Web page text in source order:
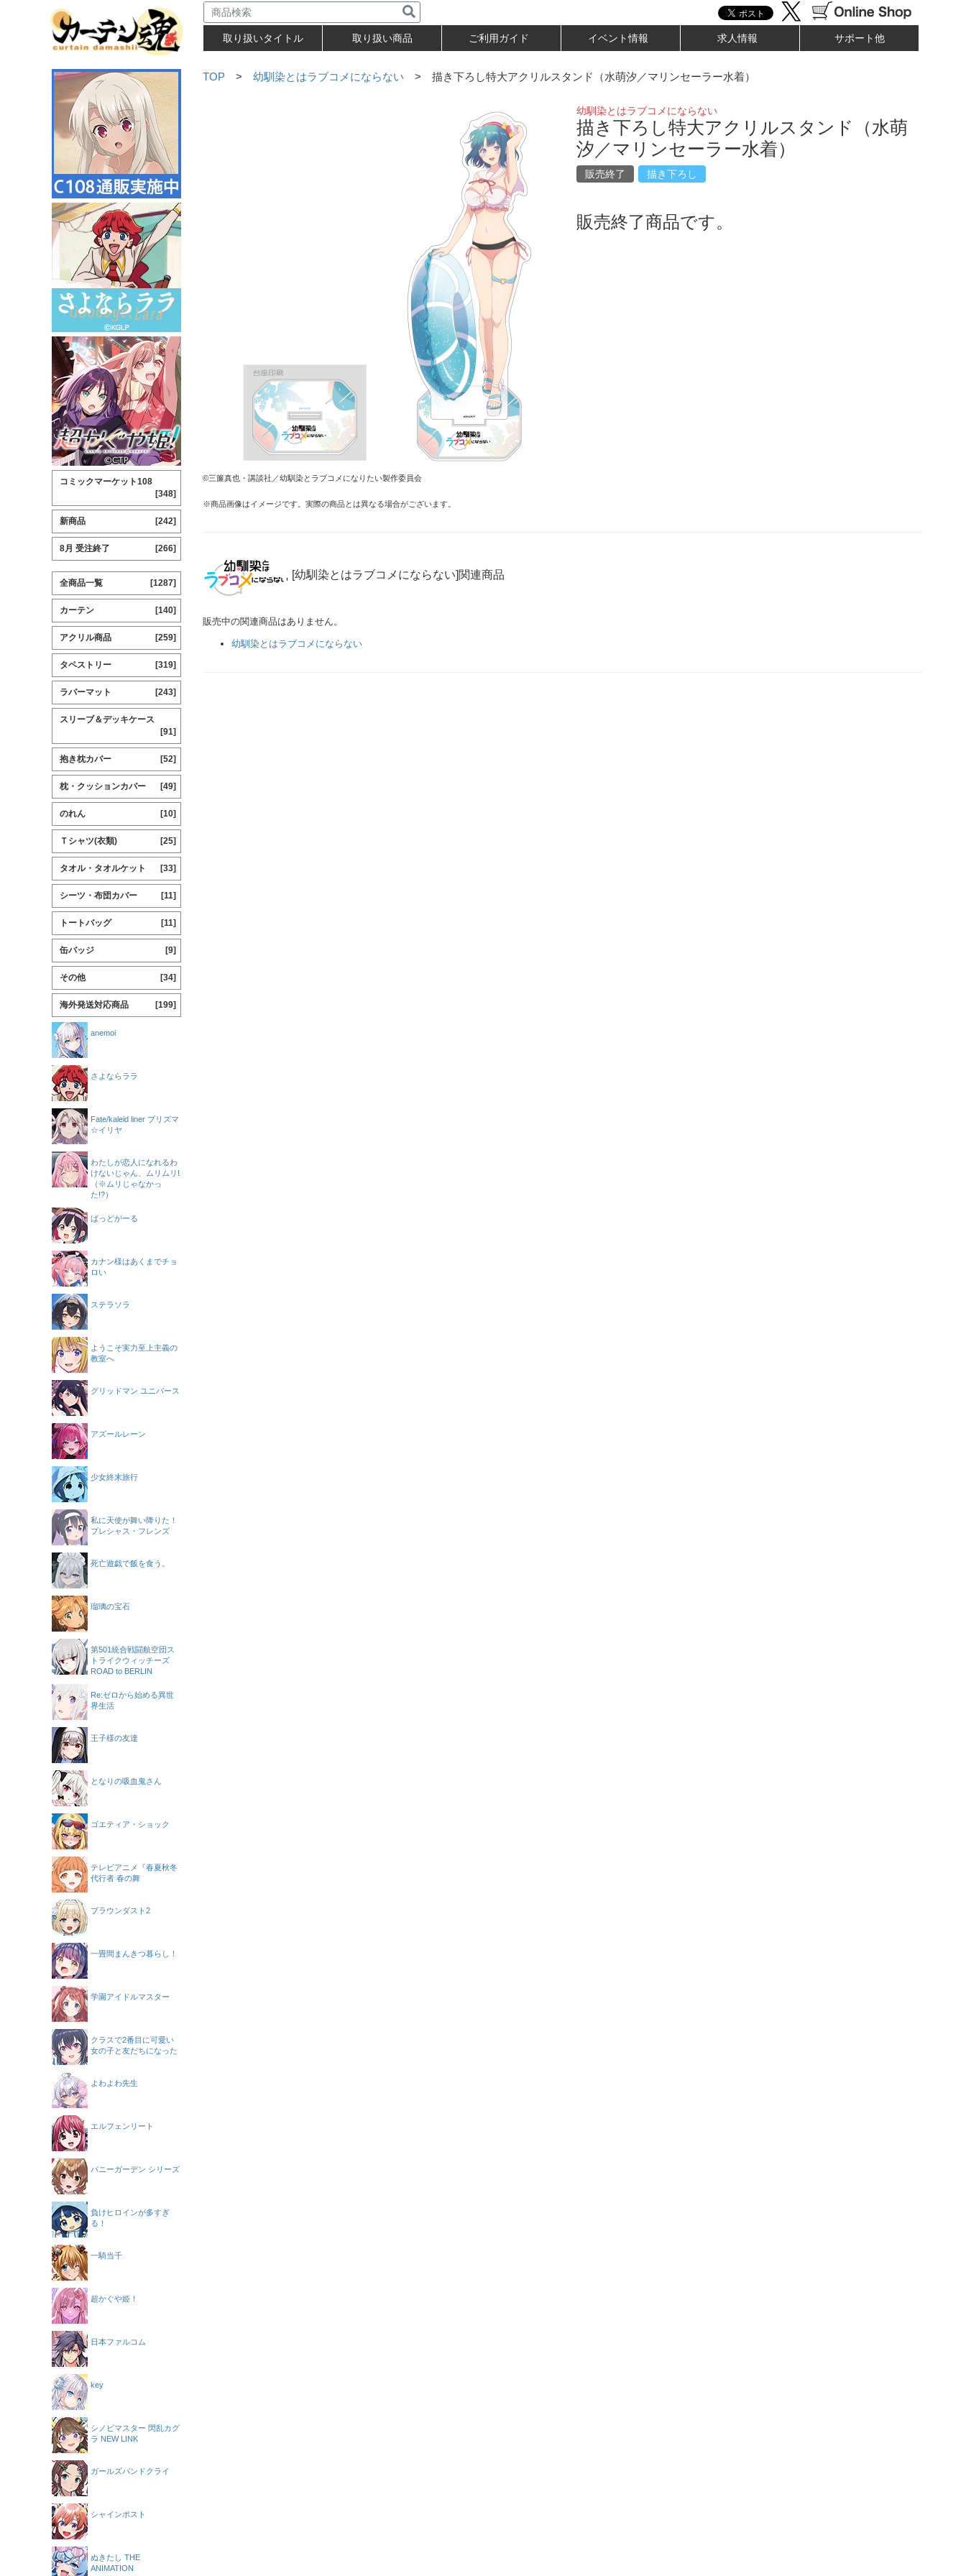
取り扱いタイトル 取り扱い商品 ご利用ガイド イベント情報 求人情報 サポート他
TOP > 幼馴染とはラブコメにならない > 描き下ろし特大アクリルスタンド（水萌汐／マリンセーラー水着）
©三簾真也・講談社／幼馴染とラブコメになりたい製作委員会
※商品画像はイメージです。実際の商品とは異なる場合がございます。
幼馴染とはラブコメにならない
描き下ろし特大アクリルスタンド（水萌
汐／マリンセーラー水着）
販売終了 描き下ろし
販売終了商品です。
[幼馴染とはラブコメにならない]関連商品
販売中の関連商品はありません。
幼馴染とはラブコメにならない
コミックマーケット108
[348]
新商品 [242]
8月 受注終了 [266]
全商品一覧 [1287]
カーテン [140]
アクリル商品 [259]
タペストリー [319]
ラバーマット [243]
スリーブ＆デッキケース
[91]
抱き枕カバー [52]
枕・クッションカバー [49]
のれん [10]
Ｔシャツ(衣類) [25]
タオル・タオルケット [33]
シーツ・布団カバー [11]
トートバッグ [11]
缶バッジ [9]
その他 [34]
海外発送対応商品 [199]
anemoi
さよならララ
Fate/kaleid liner プリズマ
☆イリヤ
わたしが恋人になれるわ
けないじゃん、ムリムリ!
（※ムリじゃなかっ
た!?）
ばっどがーる
カナン様はあくまでチョ
ロい
ステラソラ
ようこそ実力至上主義の
教室へ
グリッドマン ユニバース
アズールレーン
少女終末旅行
私に天使が舞い降りた！
プレシャス・フレンズ
死亡遊戯で飯を食う。
瑠璃の宝石
第501統合戦闘航空団ス
トライクウィッチーズ
ROAD to BERLIN
Re:ゼロから始める異世
界生活
王子様の友達
となりの吸血鬼さん
ゴエティア・ショック
テレビアニメ『春夏秋冬
代行者 春の舞
ブラウンダスト2
一畳間まんきつ暮らし！
学園アイドルマスター
クラスで2番目に可愛い
女の子と友だちになった
よわよわ先生
エルフェンリート
バニーガーデン シリーズ
負けヒロインが多すぎ
る！
一騎当千
超かぐや姫！
日本ファルコム
key
シノビマスター 閃乱カグ
ラ NEW LINK
ガールズバンドクライ
シャインポスト
ぬきたし THE
ANIMATION